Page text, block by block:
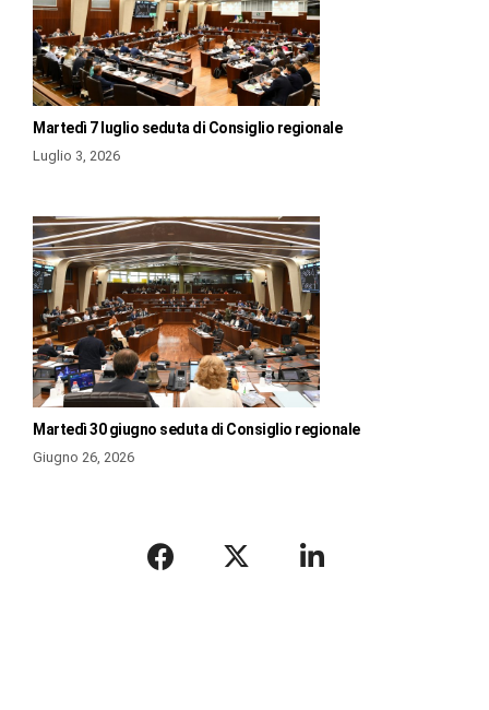
Martedì 7 luglio seduta di Consiglio regionale
Luglio 3, 2026
Martedì 30 giugno seduta di Consiglio regionale
Giugno 26, 2026